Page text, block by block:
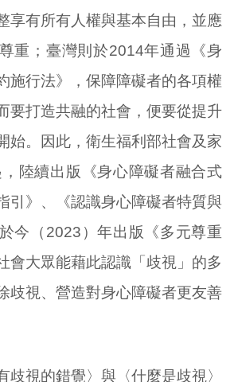
享有所有人權與基本自由，並應
重；臺灣則於2014年通過《身
施行法》，保障障礙者的各項權
要打造共融的社會，便要從提升
始。因此，衛生福利部社會及家
陸續出版《身心障礙者融合式
引》、《認識身心障礙者特質與
今（2023）年出版《多元尊重
會大眾能藉此認識「歧視」的多
歧視、營造對身心障礙者更友善
歧視的錯覺〉與〈什麼是歧視〉